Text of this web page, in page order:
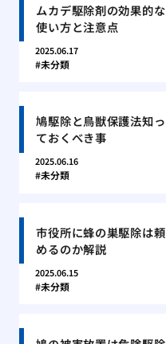
ムカデ駆除剤の効果的な
使い方と注意点
2025.06.17
未分類
鳩駆除と鳥獣保護法知っ
ておくべき事
2025.06.16
未分類
市役所に蜂の巣駆除は頼
めるのか解説
2025.06.15
未分類